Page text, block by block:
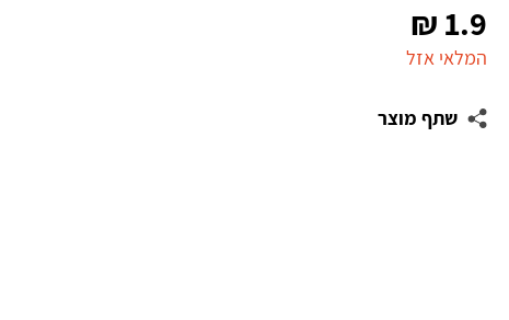
1.9
₪
המלאי אזל
שתף מוצר